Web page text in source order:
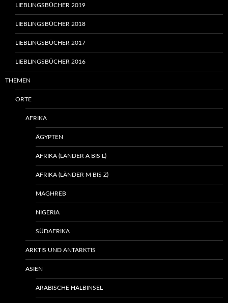
LIEBLINGSBÜCHER 2019
LIEBLINGSBÜCHER 2018
LIEBLINGSBÜCHER 2017
LIEBLINGSBÜCHER 2016
THEMEN
ORTE
AFRIKA
ÄGYPTEN
AFRIKA (LÄNDER A BIS L)
AFRIKA (LÄNDER M BIS Z)
MAGHREB
NIGERIA
SÜDAFRIKA
ARKTIS UND ANTARKTIS
ASIEN
ARABISCHE HALBINSEL